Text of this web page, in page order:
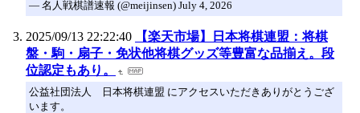
— 名人戦棋譜速報 (@meijinsen) July 4, 2026
2025/09/13 22:22:40
【楽天市場】日本将棋連盟：将棋
盤・駒・扇子・免状他将棋グッズ等豊富な品揃え。段
位認定もあり。
公益社団法人 日本将棋連盟 にアクセスいただきありがとうござ
います。